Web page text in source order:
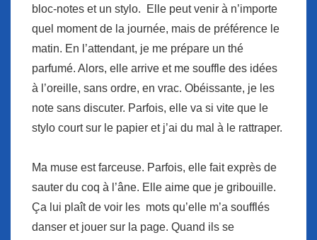
bloc-notes et un stylo. Elle peut venir à n’importe
quel moment de la journée, mais de préférence le
matin. En l’attendant, je me prépare un thé
parfumé. Alors, elle arrive et me souffle des idées
à l’oreille, sans ordre, en vrac. Obéissante, je les
note sans discuter. Parfois, elle va si vite que le
stylo court sur le papier et j’ai du mal à le rattraper.
Ma muse est farceuse. Parfois, elle fait exprès de
sauter du coq à l’âne. Elle aime que je gribouille.
Ça lui plaît de voir les mots qu’elle m’a soufflés
danser et jouer sur la page. Quand ils se